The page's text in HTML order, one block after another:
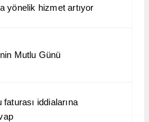
yönelik hizmet artıyor
Mutlu Günü
iddialarına